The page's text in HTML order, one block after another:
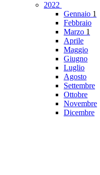
2022
Gennaio 1
Febbraio
Marzo 1
Aprile
Maggio
Giugno
Luglio
Agosto
Settembre
Ottobre
Novembre
Dicembre